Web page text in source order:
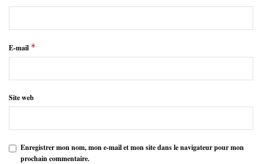
E-mail *
Site web
Enregistrer mon nom, mon e-mail et mon site dans le navigateur pour mon
prochain commentaire.